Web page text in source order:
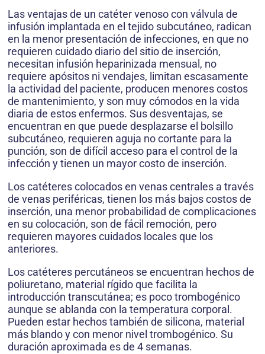
Las ventajas de un catéter venoso con válvula de
infusión implantada en el tejido subcutáneo, radican
en la menor presentación de infecciones, en que no
requieren cuidado diario del sitio de inserción,
necesitan infusión heparinizada mensual, no
requiere apósitos ni vendajes, limitan escasamente
la actividad del paciente, producen menores costos
de mantenimiento, y son muy cómodos en la vida
diaria de estos enfermos. Sus desventajas, se
encuentran en que puede desplazarse el bolsillo
subcutáneo, requieren aguja no cortante para la
punción, son de difícil acceso para el control de la
infección y tienen un mayor costo de inserción.
Los catéteres colocados en venas centrales a través
de venas periféricas, tienen los más bajos costos de
inserción, una menor probabilidad de complicaciones
en su colocación, son de fácil remoción, pero
requieren mayores cuidados locales que los
anteriores.
Los catéteres percutáneos se encuentran hechos de
poliuretano, material rígido que facilita la
introducción transcutánea; es poco trombogénico
aunque se ablanda con la temperatura corporal.
Pueden estar hechos también de silicona, material
más blando y con menor nivel trombogénico. Su
duración aproximada es de 4 semanas.